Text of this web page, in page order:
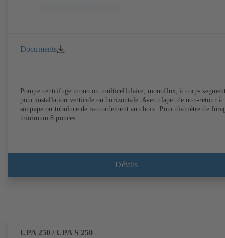
Documents
Pompe centrifuge mono ou multicellulaire, monoflux, à corps
pour installation verticale ou horizontale. Avec clapet de non-retour à
soupape ou tubulure de raccordement au choix. Pour diamètre de
minimum 8 pouces.
Détails
UPA 250 / UPA S 250